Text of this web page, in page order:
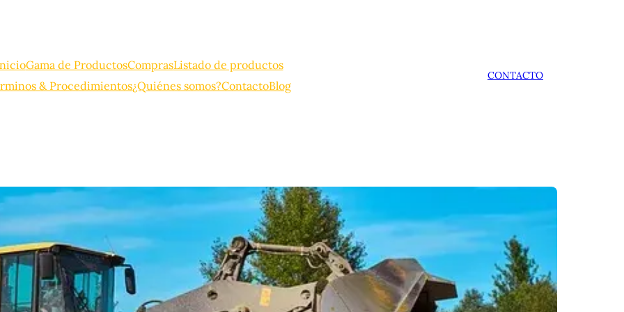
Gama de ProductosComprasListado de productos
& Procedimientos¿Quiénes somos?ContactoBlog
CONTACTO